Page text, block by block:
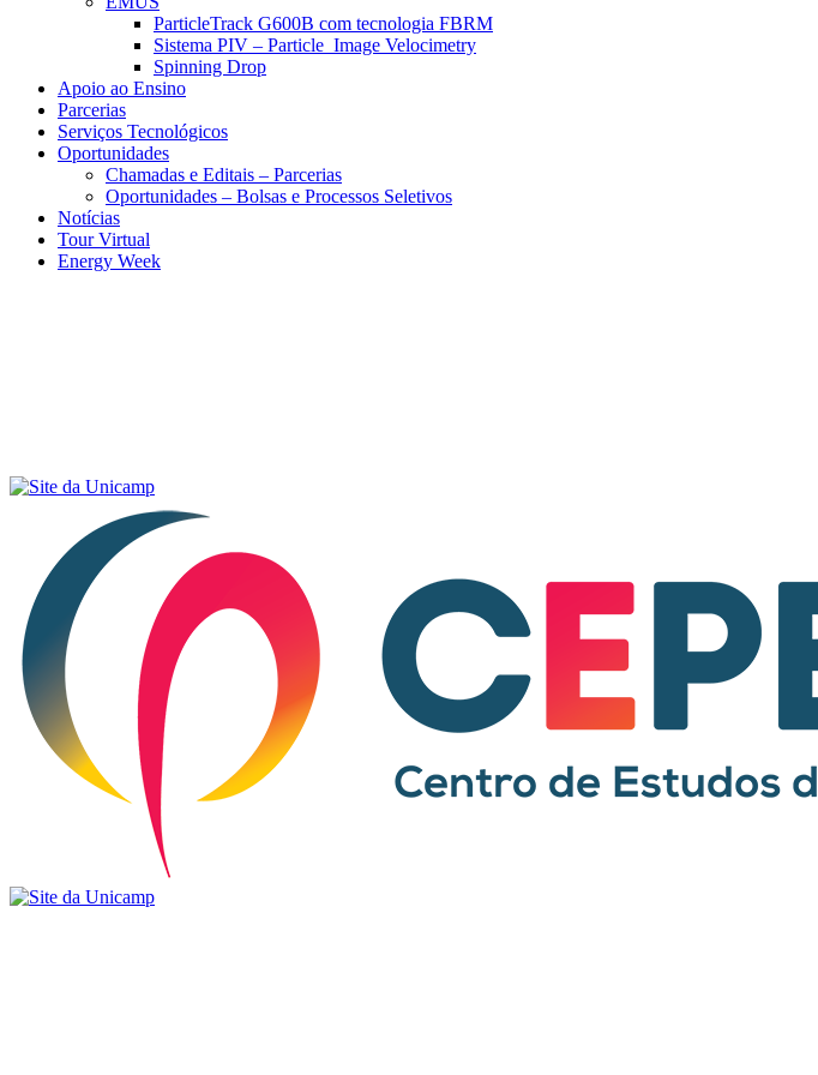
ParticleTrack G600B com tecnologia FBRM
Sistema PIV – Particle Image Velocimetry
Spinning Drop
Apoio ao Ensino
Parcerias
Serviços Tecnológicos
Oportunidades
Chamadas e Editais – Parcerias
Oportunidades – Bolsas e Processos Seletivos
Notícias
Tour Virtual
Energy Week